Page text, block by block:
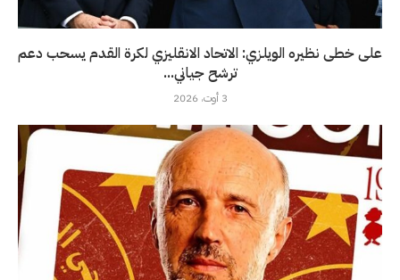
على خطى نظيره الويلزي: الاتحاد الانقليزي لكرة القدم يسحب دعم
ترشح جياني...
3 أوت، 2026